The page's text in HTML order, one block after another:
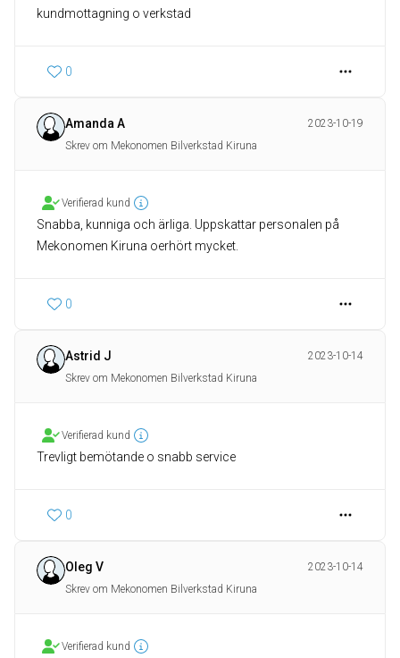
kundmottagning o verkstad
0
Amanda A
2023-10-19
Skrev om Mekonomen Bilverkstad Kiruna
Verifierad kund
Snabba, kunniga och ärliga. Uppskattar personalen på
Mekonomen Kiruna oerhört mycket.
0
Astrid J
2023-10-14
Skrev om Mekonomen Bilverkstad Kiruna
Verifierad kund
Trevligt bemötande o snabb service
0
Oleg V
2023-10-14
Skrev om Mekonomen Bilverkstad Kiruna
Verifierad kund